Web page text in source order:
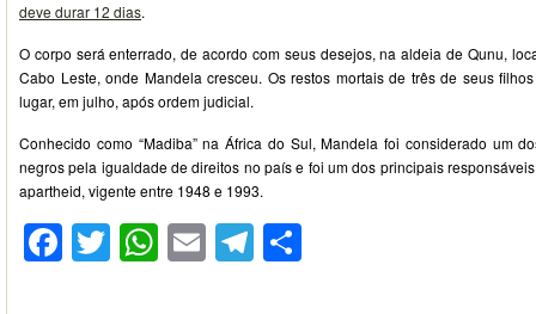
deve durar 12 dias.
O corpo será enterrado, de acordo com seus desejos, na aldeia de Qunu,
Cabo Leste, onde Mandela cresceu. Os restos mortais de três de seus
lugar, em julho, após ordem judicial.
Conhecido como “Madiba” na África do Sul, Mandela foi considerado um
negros pela igualdade de direitos no país e foi um dos principais
apartheid, vigente entre 1948 e 1993.
Facebook
Twitter
WhatsApp
EmailTelegram